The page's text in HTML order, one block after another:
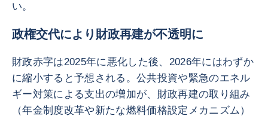
い。
政権交代により財政再建が不透明に
財政赤字は2025年に悪化した後、2026年にはわずか
に縮小すると予想される。公共投資や緊急のエネル
ギー対策による支出の増加が、財政再建の取り組み
（年金制度改革や新たな燃料価格設定メカニズム）